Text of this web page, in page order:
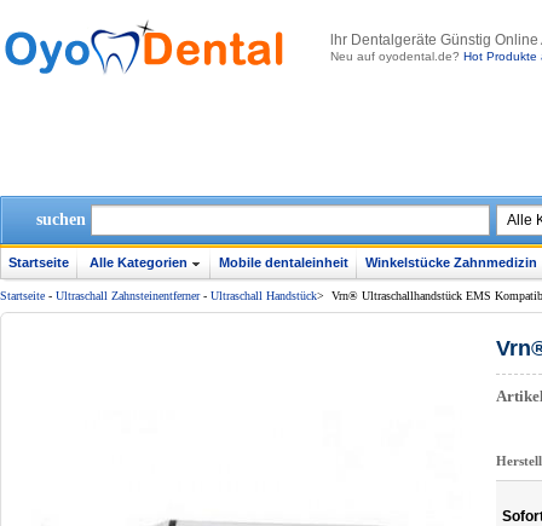
lhr Dentalgeräte Günstig
Neu auf oyodental.de? Hot Produkte
suchen
Startseite Alle Kategorien Mobile dentaleinheit Winkelstücke Zahnmedizin
Startseite - Ultraschall Zahnsteinentferner- Ultraschall Handstück> Vrn® Ultraschallhandstück EMS